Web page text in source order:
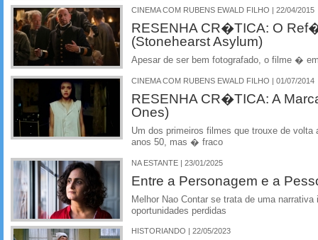
CINEMA COM RUBENS EWALD FILHO | 22/04/2015
RESENHA CR�TICA: O
(Stonehearst Asylum)
Apesar de ser bem fotografado, o filme �
CINEMA COM RUBENS EWALD FILHO | 01/07/2014
RESENHA CR�TICA: A
Ones)
Um dos primeiros filmes que trouxe de
anos 50, mas � fraco
NA ESTANTE | 23/01/2025
Entre a Personagem e a
Melhor Nao Contar se trata de uma
oportunidades perdidas
HISTORIANDO | 22/05/2023